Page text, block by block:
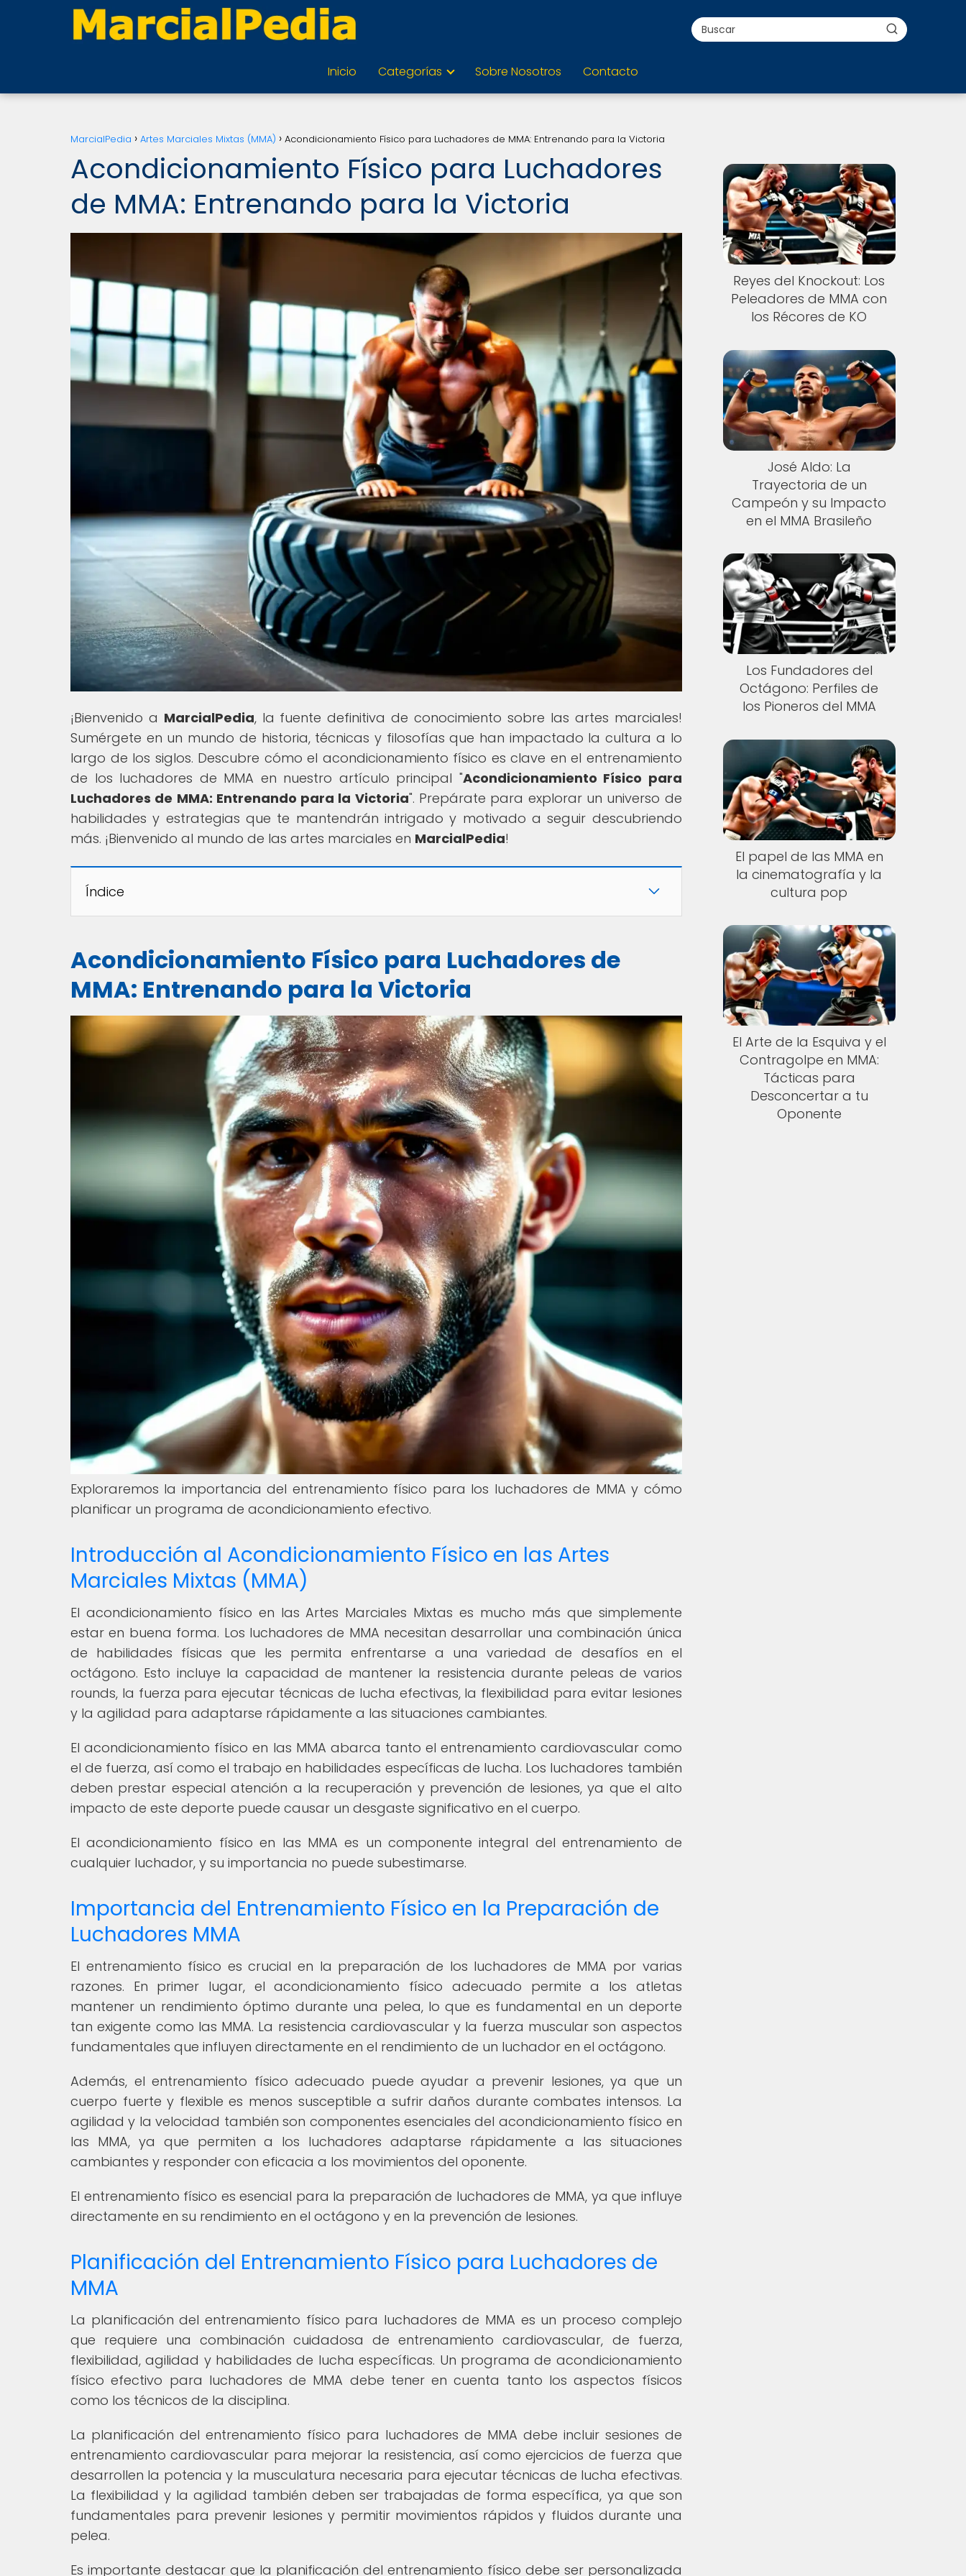
Inicio Categorías Sobre Nosotros Contacto
MarcialPedia Artes Marciales Mixtas (MMA) Acondicionamiento Físico para Luchadores de MMA: Entrenando para la Victoria
Acondicionamiento Físico para Luchadores
de MMA: Entrenando para la Victoria
¡Bienvenido a MarcialPedia, la fuente definitiva de conocimiento sobre las artes marciales!
Sumérgete en un mundo de historia, técnicas y filosofías que han impactado la cultura a lo
largo de los siglos. Descubre cómo el acondicionamiento físico es clave en el entrenamiento
de los luchadores de MMA en nuestro artículo principal "Acondicionamiento Físico para
Luchadores de MMA: Entrenando para la Victoria". Prepárate para explorar un universo de
habilidades y estrategias que te mantendrán intrigado y motivado a seguir descubriendo
más. ¡Bienvenido al mundo de las artes marciales en MarcialPedia!
Índice
Acondicionamiento Físico para Luchadores de
MMA: Entrenando para la Victoria
Exploraremos la importancia del entrenamiento físico para los luchadores de MMA y cómo
planificar un programa de acondicionamiento efectivo.
Introducción al Acondicionamiento Físico en las Artes
Marciales Mixtas (MMA)
El acondicionamiento físico en las Artes Marciales Mixtas es mucho más que simplemente
estar en buena forma. Los luchadores de MMA necesitan desarrollar una combinación única
de habilidades físicas que les permita enfrentarse a una variedad de desafíos en el
octágono. Esto incluye la capacidad de mantener la resistencia durante peleas de varios
rounds, la fuerza para ejecutar técnicas de lucha efectivas, la flexibilidad para evitar lesiones
y la agilidad para adaptarse rápidamente a las situaciones cambiantes.
El acondicionamiento físico en las MMA abarca tanto el entrenamiento cardiovascular como
el de fuerza, así como el trabajo en habilidades específicas de lucha. Los luchadores también
deben prestar especial atención a la recuperación y prevención de lesiones, ya que el alto
impacto de este deporte puede causar un desgaste significativo en el cuerpo.
El acondicionamiento físico en las MMA es un componente integral del entrenamiento de
cualquier luchador, y su importancia no puede subestimarse.
Importancia del Entrenamiento Físico en la Preparación de
Luchadores MMA
El entrenamiento físico es crucial en la preparación de los luchadores de MMA por varias
razones. En primer lugar, el acondicionamiento físico adecuado permite a los atletas
mantener un rendimiento óptimo durante una pelea, lo que es fundamental en un deporte
tan exigente como las MMA. La resistencia cardiovascular y la fuerza muscular son aspectos
fundamentales que influyen directamente en el rendimiento de un luchador en el octágono.
Además, el entrenamiento físico adecuado puede ayudar a prevenir lesiones, ya que un
cuerpo fuerte y flexible es menos susceptible a sufrir daños durante combates intensos. La
agilidad y la velocidad también son componentes esenciales del acondicionamiento físico en
las MMA, ya que permiten a los luchadores adaptarse rápidamente a las situaciones
cambiantes y responder con eficacia a los movimientos del oponente.
El entrenamiento físico es esencial para la preparación de luchadores de MMA, ya que influye
directamente en su rendimiento en el octágono y en la prevención de lesiones.
Planificación del Entrenamiento Físico para Luchadores de
MMA
La planificación del entrenamiento físico para luchadores de MMA es un proceso complejo
que requiere una combinación cuidadosa de entrenamiento cardiovascular, de fuerza,
flexibilidad, agilidad y habilidades de lucha específicas. Un programa de acondicionamiento
físico efectivo para luchadores de MMA debe tener en cuenta tanto los aspectos físicos
como los técnicos de la disciplina.
La planificación del entrenamiento físico para luchadores de MMA debe incluir sesiones de
entrenamiento cardiovascular para mejorar la resistencia, así como ejercicios de fuerza que
desarrollen la potencia y la musculatura necesaria para ejecutar técnicas de lucha efectivas.
La flexibilidad y la agilidad también deben ser trabajadas de forma específica, ya que son
fundamentales para prevenir lesiones y permitir movimientos rápidos y fluidos durante una
pelea.
Es importante destacar que la planificación del entrenamiento físico debe ser personalizada
Nuevo
Reyes del Knockout: Los
Peleadores de MMA con
los Récores de KO
José Aldo: La
Trayectoria de un
Campeón y su Impacto
en el MMA Brasileño
Los Fundadores del
Octágono: Perfiles de
los Pioneros del MMA
El papel de las MMA en
la cinematografía y la
cultura pop
El Arte de la Esquiva y el
Contragolpe en MMA:
Tácticas para
Desconcertar a tu
Oponente